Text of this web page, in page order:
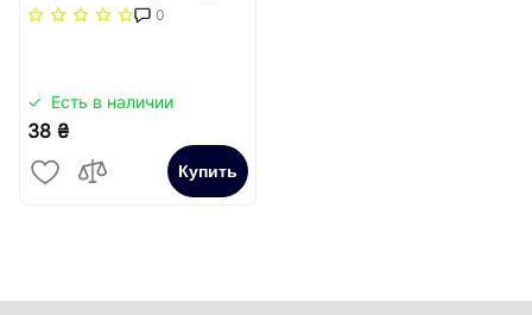
Ø40 мм (плоське)
0
Есть в наличии
38 ₴
Купить